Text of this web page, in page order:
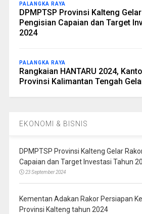
PALANGKA RAYA
DPMPTSP Provinsi Kalteng
Pengisian Capaian dan Target
2024
PALANGKA RAYA
Rangkaian HANTARU 2024,
Provinsi Kalimantan Tengah
EKONOMI & BISNIS
DPMPTSP Provinsi Kalteng Gelar
Capaian dan Target Investasi Tahun
23 September 2024
Kementan Adakan Rakor Persiapan
Provinsi Kalteng tahun 2024